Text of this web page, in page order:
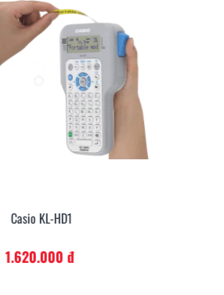
Casio KL-HD1
1.620.000 đ